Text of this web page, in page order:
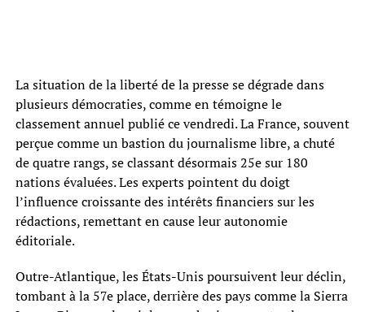
La situation de la liberté de la presse se dégrade dans
plusieurs démocraties, comme en témoigne le
classement annuel publié ce vendredi. La France, souvent
perçue comme un bastion du journalisme libre, a chuté
de quatre rangs, se classant désormais 25e sur 180
nations évaluées. Les experts pointent du doigt
l’influence croissante des intérêts financiers sur les
rédactions, remettant en cause leur autonomie
éditoriale.
Outre-Atlantique, les États-Unis poursuivent leur déclin,
tombant à la 57e place, derrière des pays comme la Sierra